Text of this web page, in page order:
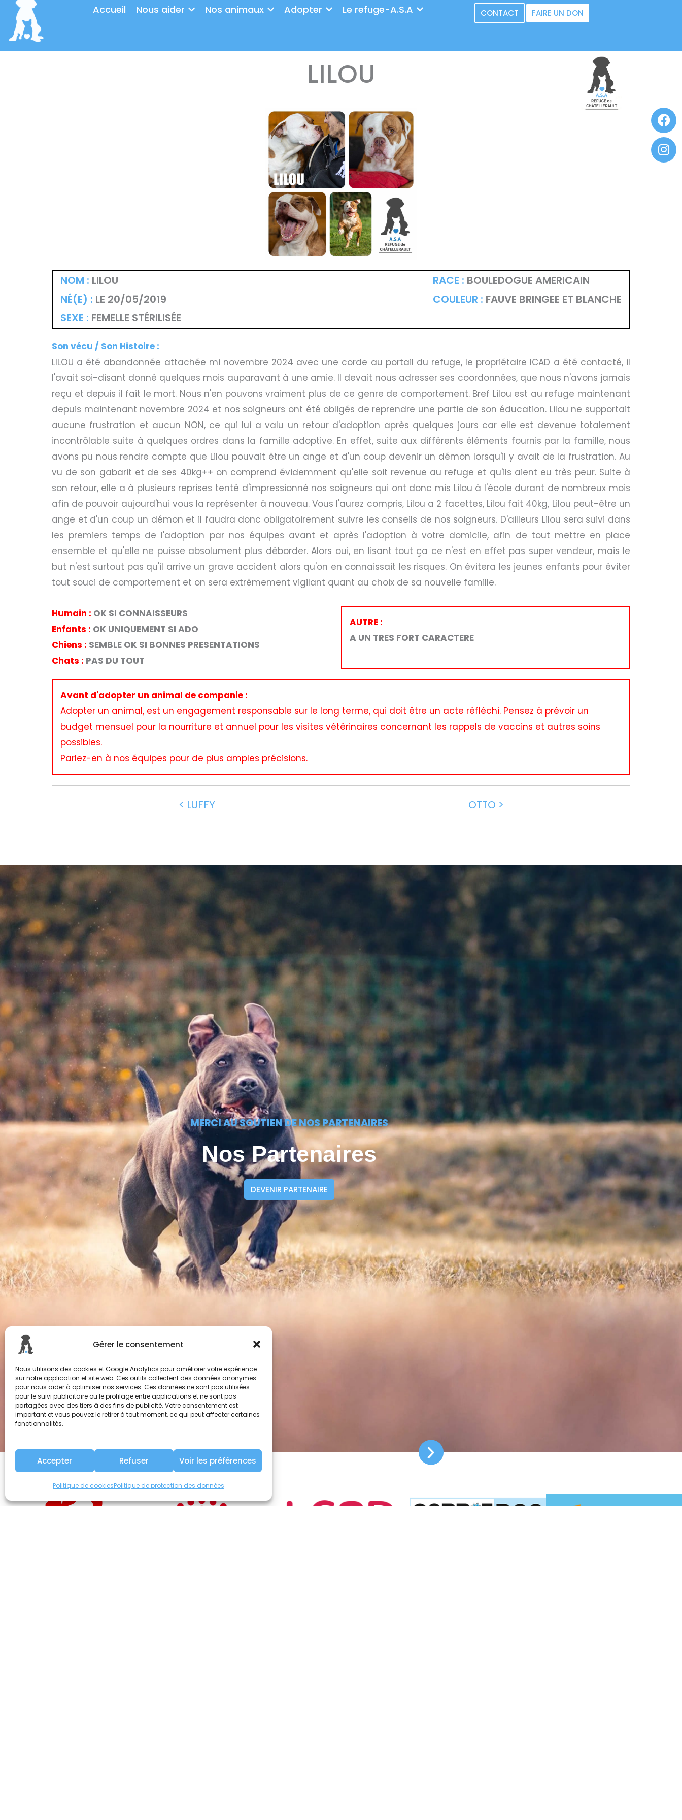
Gérer le consentement
Nous utilisons des cookies et Google Analytics pour améliorer votre expérience
sur notre application et site web. Ces outils collectent des données anonymes
pour nous aider à optimiser nos services. Ces données ne sont pas utilisées
pour le suivi publicitaire ou le profilage entre applications et ne sont pas
partagées avec des tiers à des fins de publicité. Votre consentement est
important et vous pouvez le retirer à tout moment, ce qui peut affecter certaines
fonctionnalités.
Accepter Refuser Voir les préférences
Politique de cookiesPolitique de protection des données
Aller
contenu
Accueil Nous aider Nos animaux Adopter Le refuge-A.S.A CONTACT FAIRE UN DON
LILOU
NOM : LILOU
NÉ(E) : LE 20/05/2019
SEXE : FEMELLE STÉRILISÉE
RACE : BOULEDOGUE AMERICAIN
COULEUR : FAUVE BRINGEE ET BLANCHE
Son vécu / Son Histoire :
LILOU a été abandonnée attachée mi novembre 2024 avec une corde au portail du refuge, le propriétaire ICAD a été contacté, il
l'avait soi-disant donné quelques mois auparavant à une amie. Il devait nous adresser ses coordonnées, que nous n'avons jamais
reçu et depuis il fait le mort. Nous n'en pouvons vraiment plus de ce genre de comportement. Bref Lilou est au refuge maintenant
depuis maintenant novembre 2024 et nos soigneurs ont été obligés de reprendre une partie de son éducation. Lilou ne supportait
aucune frustration et aucun NON, ce qui lui a valu un retour d'adoption après quelques jours car elle est devenue totalement
incontrôlable suite à quelques ordres dans la famille adoptive. En effet, suite aux différents éléments fournis par la famille, nous
avons pu nous rendre compte que Lilou pouvait être un ange et d'un coup devenir un démon lorsqu'il y avait de la frustration. Au
vu de son gabarit et de ses 40kg++ on comprend évidemment qu'elle soit revenue au refuge et qu'ils aient eu très peur. Suite à
son retour, elle a à plusieurs reprises tenté d'impressionné nos soigneurs qui ont donc mis Lilou à l'école durant de nombreux mois
afin de pouvoir aujourd'hui vous la représenter à nouveau. Vous l'aurez compris, Lilou a 2 facettes, Lilou fait 40kg, Lilou peut-être un
ange et d'un coup un démon et il faudra donc obligatoirement suivre les conseils de nos soigneurs. D'ailleurs Lilou sera suivi dans
les premiers temps de l'adoption par nos équipes avant et après l'adoption à votre domicile, afin de tout mettre en place
ensemble et qu'elle ne puisse absolument plus déborder. Alors oui, en lisant tout ça ce n'est en effet pas super vendeur, mais le
but n'est surtout pas qu'il arrive un grave accident alors qu'on en connaissait les risques. On évitera les jeunes enfants pour éviter
tout souci de comportement et on sera extrêmement vigilant quant au choix de sa nouvelle famille.
Humain : OK SI CONNAISSEURS
Enfants : OK UNIQUEMENT SI ADO
Chiens : SEMBLE OK SI BONNES PRESENTATIONS
Chats : PAS DU TOUT
AUTRE :
A UN TRES FORT CARACTERE
Avant d'adopter un animal de companie :
Adopter un animal, est un engagement responsable sur le long terme, qui doit être un acte réfléchi. Pensez à prévoir un
budget mensuel pour la nourriture et annuel pour les visites vétérinaires concernant les rappels de vaccins et autres soins
possibles.
Parlez-en à nos équipes pour de plus amples précisions.
< LUFFY OTTO >
MERCI AU SOUTIEN DE NOS PARTENAIRES
Nos Partenaires
DEVENIR PARTENAIRE